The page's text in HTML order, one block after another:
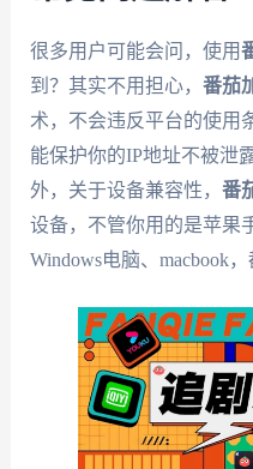
很多用户可能会问，使用
到？其实不用担心， 番茄
术，不会违反平台的使用
能保护你的IP地址不被泄
外，关于设备兼容性， 番
设备，不管你用的是苹果
Windows电脑、macbook